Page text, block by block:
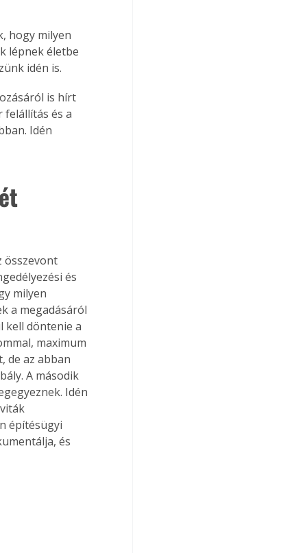
hogy milyen
lépnek életbe
idén is.
is hírt
felállítás és a
Idén
összevont
és
milyen
a megadásáról
kell döntenie a
maximum
de az abban
A második
Idén
építésügyi
és